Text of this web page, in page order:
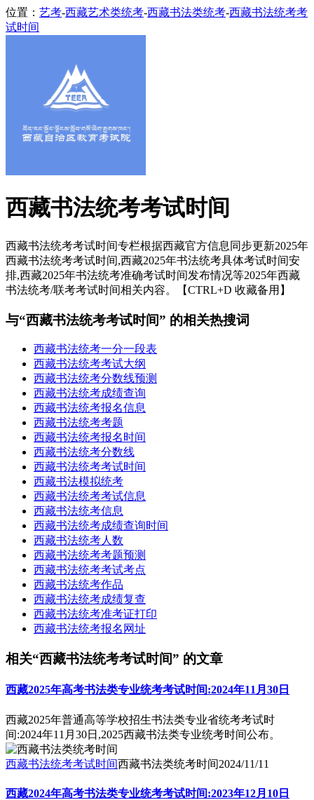
位置： 艺考-西藏艺术类统考-西藏书法类统考-西藏书法统考考
试时间
西藏书法统考考试时间
西藏书法统考考试时间专栏根据西藏官方信息同步更新2025年
西藏书法统考考试时间,西藏2025年书法统考具体考试时间安
排,西藏2025年书法统考准确考试时间发布情况等2025年西藏
书法统考/联考考试时间相关内容。【CTRL+D 收藏备用】
与“西藏书法统考考试时间” 的相关热搜词
西藏书法统考一分一段表
西藏书法统考考试大纲
西藏书法统考分数线预测
西藏书法统考成绩查询
西藏书法统考报名信息
西藏书法统考考题
西藏书法统考报名时间
西藏书法统考分数线
西藏书法统考考试时间
西藏书法模拟统考
西藏书法统考考试信息
西藏书法统考信息
西藏书法统考成绩查询时间
西藏书法统考人数
西藏书法统考考题预测
西藏书法统考考试考点
西藏书法统考作品
西藏书法统考成绩复查
西藏书法统考准考证打印
西藏书法统考报名网址
相关“西藏书法统考考试时间” 的文章
西藏2025年高考书法类专业统考考试时间:2024年11月30日
西藏2025年普通高等学校招生书法类专业省统考考试时
间:2024年11月30日,2025西藏书法类专业统考时间公布。
西藏书法统考考试时间西藏书法类统考时间2024/11/11
西藏2024年高考书法类专业统考考试时间:2023年12月10日